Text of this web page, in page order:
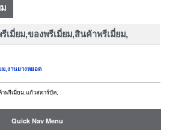
เมี่ยม,ของพรีเมี่ยม,สินค้าพรีเมี่ยม,
ม,งานยางหยอด
พรีเมี่ยม,แก้วสตาร์บัค,
Quick Nav Menu